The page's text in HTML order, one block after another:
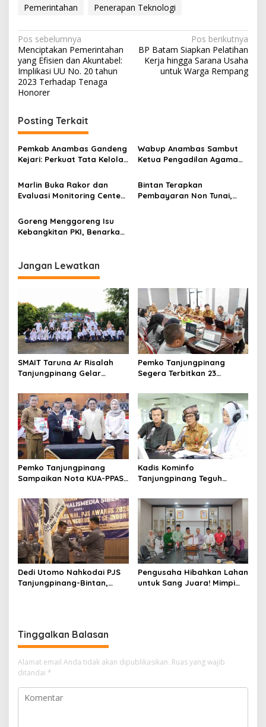
Pemerintahan Penerapan Teknologi
N
a
v
i
a
s
i
o
Pos sebelumnya
Menciptakan Pemerintahan
yang Efisien dan Akuntabel:
Implikasi UU No. 20 tahun
2023 Terhadap Tenaga
Honorer
Pos berikutnya
BP Batam Siapkan Pelatihan
Kerja hingga Sarana Usaha
untuk Warga Rempang
Posting Terkait
Pemkab Anambas Gandeng
Kejari: Perkuat Tata Kelola
Wabup Anambas Sambut
Ketua Pengadilan Agama
Pelayanan Hukum-
Pemerintahan
Marlin Buka Rakor dan
Evaluasi Monitoring Center
Bintan Terapkan
Pembayaran Non Tunai,
Goreng Menggoreng Isu
Kebangkitan PKI, Benarkah
Jangan Lewatkan
SMAIT Taruna Ar Risalah
Tanjungpinang Gelar
Tanamkan Disiplin dan Jiwa
Kepemimpinan
Pemko Tanjungpinang
Segera Terbitkan 23
Pemko Tanjungpinang
Sampaikan Nota KUA-PPAS
DPRD
Kadis Kominfo
Tanjungpinang Teguh
Warga Jadi Bahan Evaluasi
Pemerintah
Dedi Utomo Nahkodai PJS
Tanjungpinang-Bintan,
Pengusaha Hibahkan Lahan
untuk Sang Juara! Mimpi
Tinggalkan Balasan
Alamat email Anda tidak akan dipublikasikan. Ruas yang wajib
ditandai *